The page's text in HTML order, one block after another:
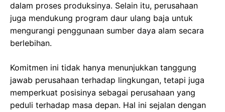
dalam proses produksinya. Selain itu, perusahaan
juga mendukung program daur ulang baja untuk
mengurangi penggunaan sumber daya alam secara
berlebihan.
Komitmen ini tidak hanya menunjukkan tanggung
jawab perusahaan terhadap lingkungan, tetapi juga
memperkuat posisinya sebagai perusahaan yang
peduli terhadap masa depan. Hal ini sejalan dengan